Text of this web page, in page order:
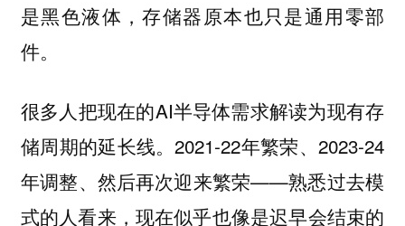
是黑色液体，存储器原本也只是通用零部
件。
很多人把现在的AI半导体需求解读为现有存
储周期的延长线。2021-22年繁荣、2023-24
年调整、然后再次迎来繁荣——熟悉过去模
式的人看来，现在似乎也像是迟早会结束的